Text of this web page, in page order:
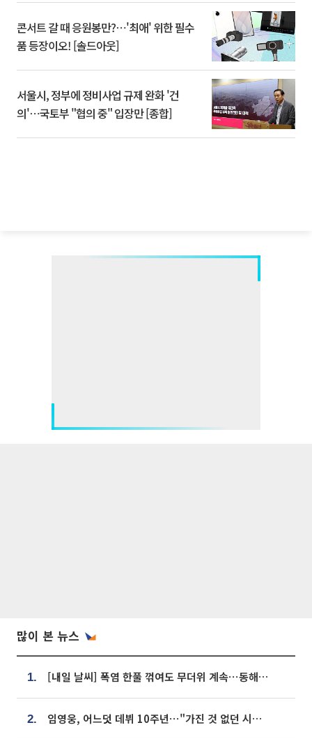
콘서트 갈 때 응원봉만?⋯'최애' 위한 필수
품 등장이오! [솔드아웃]
서울시, 정부에 정비사업 규제 완화 '건
의'⋯국토부 "협의 중" 입장만 [종합]
많이 본 뉴스
1. [내일 날씨] 폭염 한풀 꺾여도 무더위 계속⋯동해안 이틀 연속 비
2. 임영웅, 어느덧 데뷔 10주년⋯"가진 것 없던 시절, 내 앞엔 20명의 팬뿐"